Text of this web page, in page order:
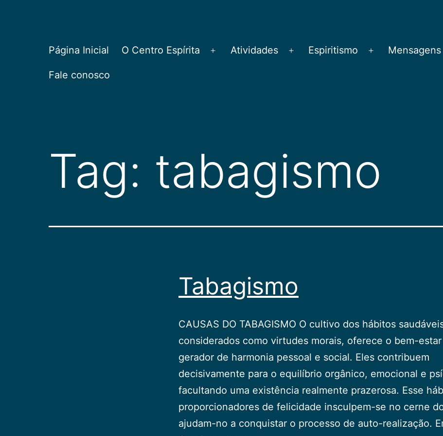
CEPAC
Página Inicial O Centro Espírita
Abrir
Atividades
Abrir
Espiritismo
Abrir
Fale conosco
Tag: tabagismo
Tabagismo
CAUSAS DO TABAGISMO O cultivo dos hábitos
considerados como virtudes morais, oferece o bem-estar
gerador de harmonia pessoal e social. Eles contribuem
decisivamente para o equilíbrio orgânico, emocional e
facultando uma existência realmente prazerosa. Esse
proporcionadores de felicidade insculpem-se no cerne
ajudam-no a conquistar o processo de auto-realização.